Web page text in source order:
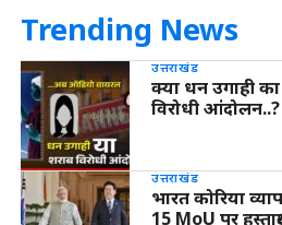
Trending News
उत्तराखंड
क्या धन उगाही
विरोधी आंदोलन..?
उत्तराखंड
भारत कोरिया
15 MoU पर